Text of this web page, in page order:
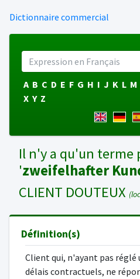
Dictionnaire commercial
A B C D E F G H I J K L M
X Y Z
Il n'y a qu'un terme
'zweifelhafter
CLIENT DOUTEUX
Définition(s)
Client qui, n'ayant pas réglé
délais contractuels, ne